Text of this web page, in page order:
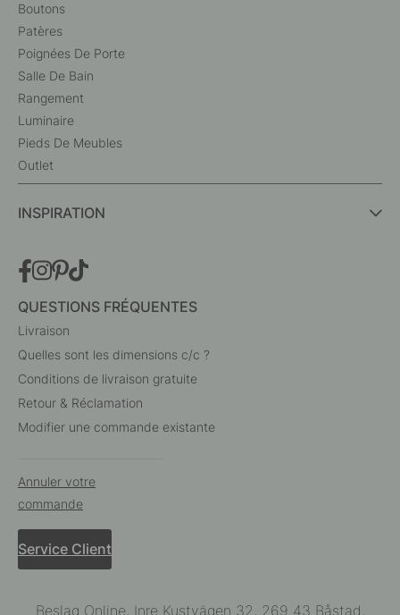
Boutons
Patères
Poignées De Porte
Salle De Bain
Rangement
Luminaire
Pieds De Meubles
Outlet
INSPIRATION
QUESTIONS FRÉQUENTES
Livraison
Quelles sont les dimensions c/c ?
Conditions de livraison gratuite
Retour & Réclamation
Modifier une commande existante
Annuler votre
commande
Service Client
Beslag Online, Inre Kustvägen 32, 269 43 Båstad,